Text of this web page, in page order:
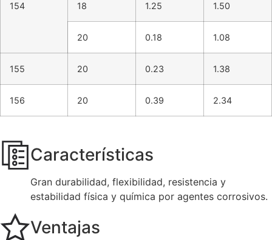
154 18 1.25 1.50
20 0.18 1.08
155 20 0.23 1.38
156 20 0.39 2.34
Características
Gran durabilidad, flexibilidad, resistencia y
estabilidad física y química por agentes corrosivos.
Ventajas